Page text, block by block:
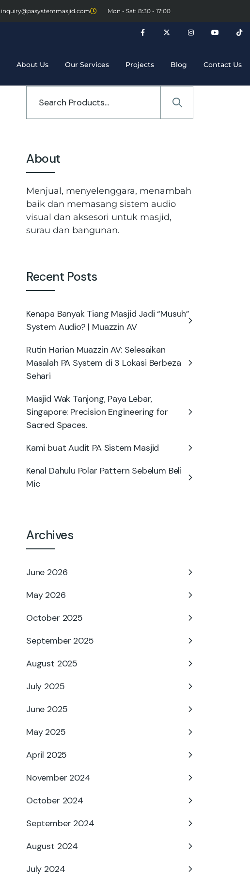
inquiry@pasystemmasjid.com Mon - Sat: 8:30 - 17:00
About Us Our Services Projects Blog Contact Us
About
Menjual, menyelenggara, menambah
baik dan memasang sistem audio
visual dan aksesori untuk masjid,
surau dan bangunan.
Recent Posts
Kenapa Banyak Tiang Masjid Jadi “Musuh”
System Audio? | Muazzin AV
Rutin Harian Muazzin AV: Selesaikan
Masalah PA System di 3 Lokasi Berbeza
Sehari
Masjid Wak Tanjong, Paya Lebar,
Singapore: Precision Engineering for
Sacred Spaces.
Kami buat Audit PA Sistem Masjid
Kenal Dahulu Polar Pattern Sebelum Beli
Mic
Archives
June 2026
May 2026
October 2025
September 2025
August 2025
July 2025
June 2025
May 2025
April 2025
November 2024
October 2024
September 2024
August 2024
July 2024